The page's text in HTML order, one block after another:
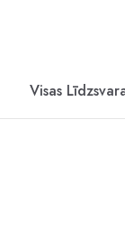
Visas